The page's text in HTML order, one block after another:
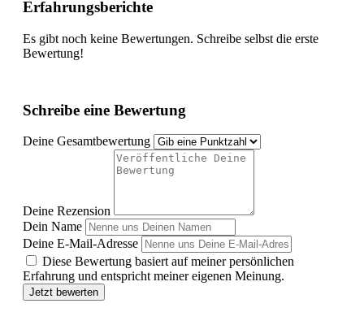
Erfahrungsberichte
Es gibt noch keine Bewertungen. Schreibe selbst die erste
Bewertung!
Schreibe eine Bewertung
Deine Gesamtbewertung
Deine Rezension
Dein Name
Deine E-Mail-Adresse
Diese Bewertung basiert auf meiner persönlichen
Erfahrung und entspricht meiner eigenen Meinung.
Jetzt bewerten